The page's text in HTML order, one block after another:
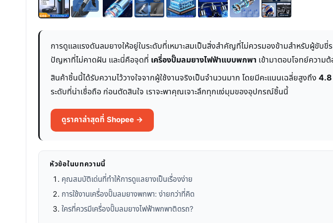
การดูแลแรงดันลมยางให้อยู่ในระดับที่เหมาะสมเป็นสิ่งสำคัญที่ไม่ควรมองข้ามสำหรับผู้ขับ
ปัญหาที่ไม่คาดฝัน และนี่คือจุดที่ เครื่องปั๊มลมยางไฟฟ้าแบบพกพา เข้ามาตอบโจทย์ความ
สินค้าชิ้นนี้ได้รับความไว้วางใจจากผู้ใช้งานจริงเป็นจำนวนมาก โดยมีคะแนนเฉลี่ยสูงถึง 4.8
ระดับที่น่าเชื่อถือ ก่อนตัดสินใจ เราจะพาคุณเจาะลึกทุกแง่มุมของอุปกรณ์ชิ้นนี้
ดูราคาล่าสุดที่ Shopee →
หัวข้อในบทความนี้
คุณสมบัติเด่นที่ทำให้การดูแลยางเป็นเรื่องง่าย
การใช้งานเครื่องปั๊มลมยางพกพา: ง่ายกว่าที่คิด
ใครที่ควรมีเครื่องปั๊มลมยางไฟฟ้าพกพาติดรถ?